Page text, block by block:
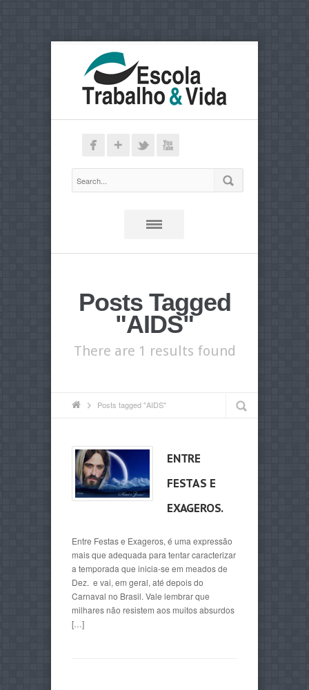
Posts Tagged
"AIDS"
There are 1 results found
Posts tagged "AIDS"
ENTRE
FESTAS E
EXAGEROS.
Entre Festas e Exageros, é uma expressão
mais que adequada para tentar caracterizar
a temporada que inicia-se em meados de
Dez. e vai, em geral, até depois do
Carnaval no Brasil. Vale lembrar que
milhares não resistem aos muitos absurdos
[…]